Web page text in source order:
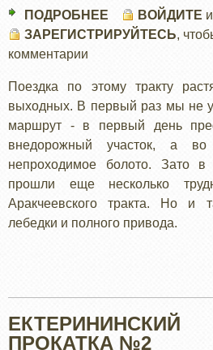
ПОДРОБНЕЕ ВОЙДИТЕ
ЗАРЕГИСТРИРУЙТЕСЬ,
комментарии
Поездка по этому тракту
выходных. В первый раз мы не
маршрут - в первый день
внедорожный участок, а
непроходимое болото. Зато
прошли еще несколько
Аракчеевского тракта. Но и
лебедки и полного привода.
ПРОКАТКА №2